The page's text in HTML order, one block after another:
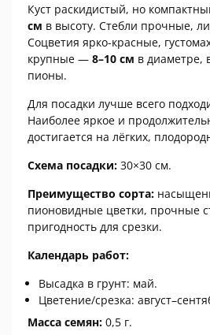
Куст раскидистый, но
см в высоту. Стебли прочные,
Соцветия ярко-красные,
крупные — 8–10 см в
пионы.
Для посадки лучше всего
Наиболее яркое и
достигается на лёгких,
Схема посадки: 30×30 см.
Преимущество сорта:
пионовидные цветки, прочные
пригодность для срезки.
Календарь работ:
Высадка в грунт: май.
Цветение/срезка:
Масса семян: 0,5 г.